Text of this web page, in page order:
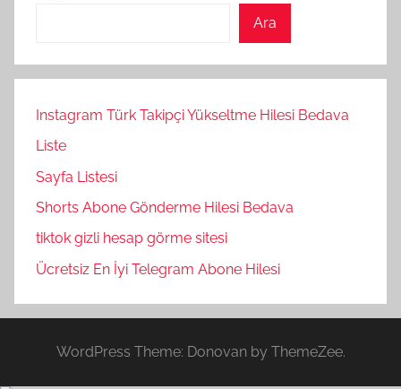
Ara
Instagram Türk Takipçi Yükseltme Hilesi Bedava
Liste
Sayfa Listesi
Shorts Abone Gönderme Hilesi Bedava
tiktok gizli hesap görme sitesi
Ücretsiz En İyi Telegram Abone Hilesi
WordPress Theme: Donovan by ThemeZee.